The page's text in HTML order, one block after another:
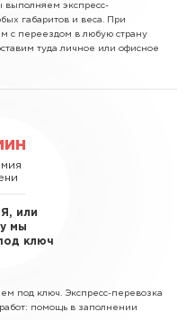
выполняем экспресс-
габаритов и веса. При
с переездом в любую страну
туда личное или офисное
или
мы
ключ
под ключ. Экспресс-перевозка
помощь в заполнении